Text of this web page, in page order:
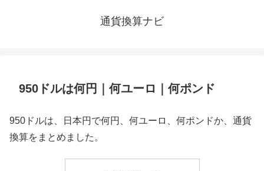
通貨換算ナビ
950ドルは何円｜何ユーロ｜何ポンド
950ドルは、日本円で何円、何ユーロ、何ポンドか、通貨
換算をまとめました。